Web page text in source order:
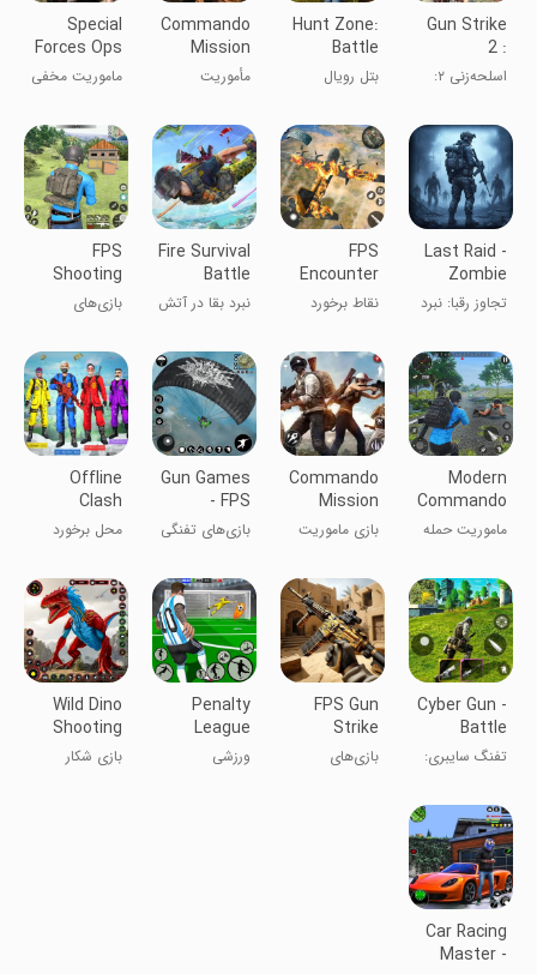
Gun Strike
2 :
Commando
Secret
FPS Game
اسلحه‌زنی ۲:
کماندو - بازی
FPS
Hunt Zone:
Battle
Royale
Arena
بتل رویال
Commando
Mission
Battle
Ground
مأموریت
نبرد
Special
Forces Ops
:Gun Action
ماموریت مخفی
Last Raid -
Zombie
Shooter
تجاوز رقبا: نبرد
FPS
Encounter
Strike: Gun
Game
نقاط برخورد
تفنگی
Fire Survival
Battle
نبرد بقا در آتش
FPS
Shooting
Gun Games
Offline
بازی‌های
آفلاین
Modern
Commando
Strike
Mission
ماموریت حمله
Commando
Mission
Offline
Games
بازی ماموریت
آفلاین
Gun Games
- FPS
Shooting
Game
بازی‌های تفنگی
آفلاین
Offline
Clash
Squad Fire
محل برخورد
3D آفلاین
Cyber Gun -
Battle
Royale
تفنگ سایبری:
FPS Gun
Strike
Modern
Ops
بازی‌های
Penalty
League
Football
Games
ورزشی
Wild Dino
Shooting
Hunter
Game
بازی شکار
Car Racing
Master -